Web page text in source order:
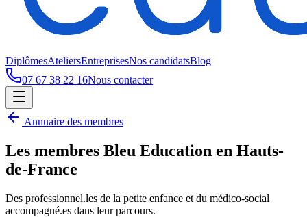
DiplômesAteliersEntreprisesNos candidatsBlog
07 67 38 22 16Nous contacter
Annuaire des membres
Les membres Bleu Education en Hauts-
de-France
Des professionnel.les de la petite enfance et du médico-social
accompagné.es dans leur parcours.